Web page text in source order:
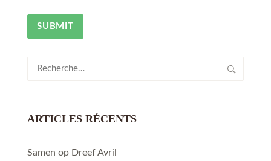
Rechercher :
ARTICLES RÉCENTS
Samen op Dreef Avril